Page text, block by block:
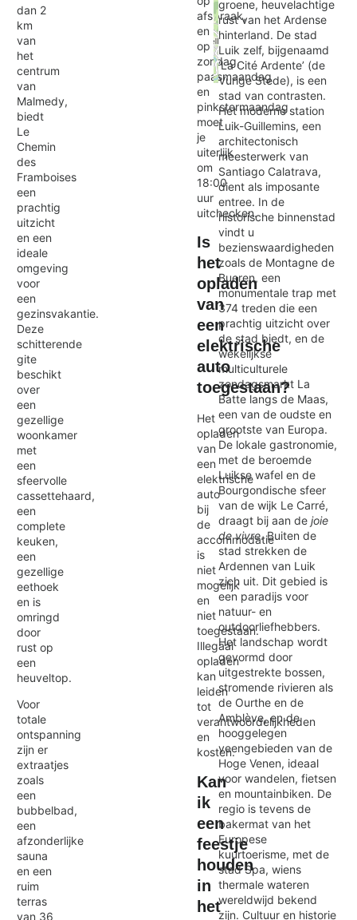
dan 2
km
van
het
centrum
van
Malmedy,
biedt
Le
Chemin
des
Framboises
een
prachtig
uitzicht
en een
ideale
omgeving
voor
een
gezinsvakantie.
Deze
schitterende
gite
beschikt
over
een
gezellige
woonkamer
met
een
sfeervolle
cassettehaard,
een
complete
keuken,
een
gezellige
eethoek
en is
omringd
door
rust op
een
heuveltop.
Voor
totale
ontspanning
zijn er
extraatjes
zoals
een
bubbelbad,
een
afzonderlijke
sauna
en een
ruim
terras
van 36
afspraak,
en
op
zondag,
paasmaandag
en
pinkstermaandag
moet
je
uiterlijk
om
18:00
uur
uitchecken.
Is
het
opladen
van
een
elektrische
auto
toegestaan?
Het
opladen
van
een
elektrische
auto
bij
de
accommodatie
is
niet
mogelijk
en
niet
toegestaan.
Illegaal
opladen
kan
leiden
tot
verantwoordelijkheden
en
kosten.
Kan
ik
een
feestje
houden
in
het
Exit map
groene, heuvelachtige
rust van het Ardense
hinterland. De stad
Luik zelf, bijgenaamd
‘La Cité Ardente’ (de
Vurige Stede), is een
stad van contrasten.
Het moderne station
Luik-Guillemins, een
architectonisch
meesterwerk van
Santiago Calatrava,
dient als imposante
entree. In de
historische binnenstad
vindt u
bezienswaardigheden
zoals de Montagne de
Bueren, een
monumentale trap met
374 treden die een
prachtig uitzicht over
de stad biedt, en de
wekelijkse
multiculturele
zondagsmarkt La
Batte langs de Maas,
een van de oudste en
grootste van Europa.
De lokale gastronomie,
met de beroemde
Luikse wafel en de
Bourgondische sfeer
van de wijk Le Carré,
draagt bij aan dejoie
de vivre. Buiten de
stad strekken de
Ardennen van Luik
zich uit. Dit gebied is
een paradijs voor
natuur- en
outdoorliefhebbers.
Het landschap wordt
gevormd door
uitgestrekte bossen,
stromende rivieren als
de Ourthe en de
Amblève, en de
hooggelegen
veengebieden van de
Hoge Venen, ideaal
voor wandelen, fietsen
en mountainbiken. De
regio is tevens de
bakermat van het
Europese
kuurtoerisme, met de
stad Spa, wiens
thermale wateren
wereldwijd bekend
zijn. Cultuur en historie